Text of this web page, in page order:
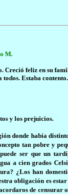
M.
feliz en su
Estaba contento.
y los prejuicios.
donde había
tan pobre y
ser que un
a cien grados
¿Los han
obligación es
de